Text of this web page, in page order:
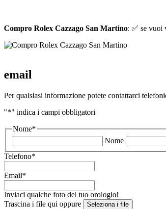
Compro Rolex Cazzago San Martino: ✅ se vuoi
email
Per qualsiasi informazione potete contattarci
"*" indica i campi obbligatori
Nome*
Nome
Telefono*
Email*
Inviaci qualche foto del tuo orologio!
Trascina i file qui oppure
Seleziona i file